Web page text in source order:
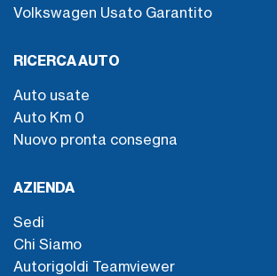
Volkswagen Usato Garantito
RICERCA AUTO
Auto usate
Auto Km 0
Nuovo pronta consegna
AZIENDA
Sedi
Chi Siamo
Autorigoldi Teamviewer